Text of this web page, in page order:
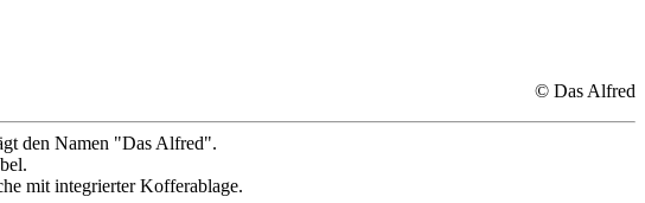
© Das Alfred
den Namen "Das Alfred".
mit integrierter Kofferablage.